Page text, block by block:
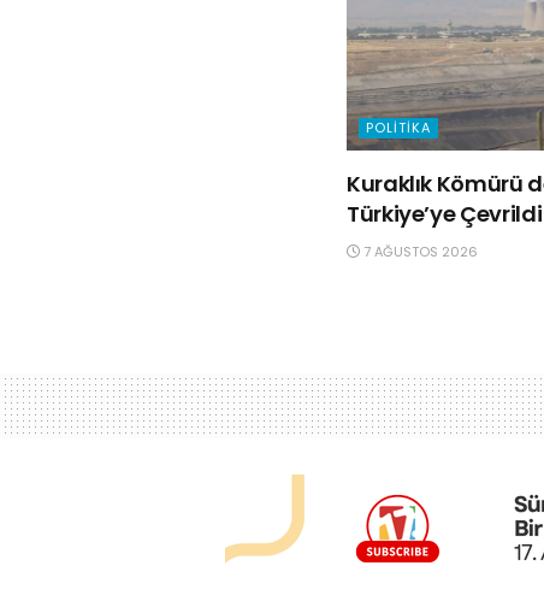
POLITIKA
Kuraklık Kömürü
Türkiye’ye Çevrildi
7 AĞUSTOS 2026